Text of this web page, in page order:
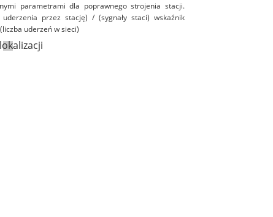
parametrami dla poprawnego strojenia stacji.
przez stację) / (sygnały staci) wskaźnik
uderzeń w sieci)